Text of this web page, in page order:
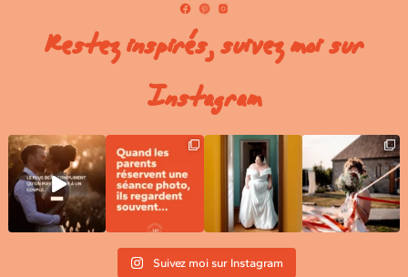
Restez inspirés, suivez moi sur
Instagram
Suivez moi sur Instagram